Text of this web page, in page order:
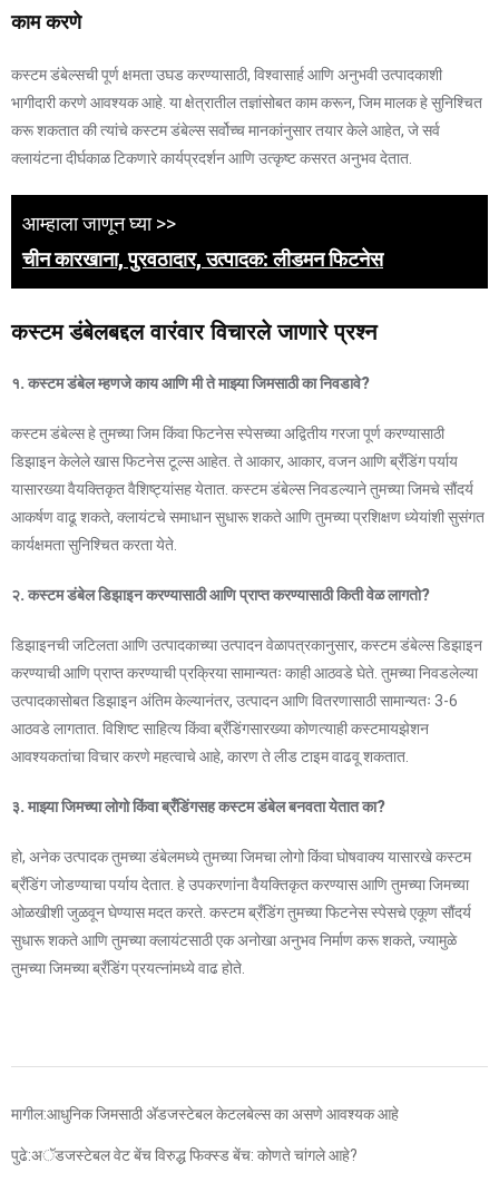
काम करणे
कस्टम डंबेल्सची पूर्ण क्षमता उघड करण्यासाठी, विश्वासार्ह आणि अनुभवी उत्पादकाशी
भागीदारी करणे आवश्यक आहे. या क्षेत्रातील तज्ञांसोबत काम करून, जिम मालक हे सुनिश्चित
करू शकतात की त्यांचे कस्टम डंबेल्स सर्वोच्च मानकांनुसार तयार केले आहेत, जे सर्व
क्लायंटना दीर्घकाळ टिकणारे कार्यप्रदर्शन आणि उत्कृष्ट कसरत अनुभव देतात.
आम्हाला जाणून घ्या >>
चीन कारखाना, पुरवठादार, उत्पादक: लीडमन फिटनेस
कस्टम डंबेलबद्दल वारंवार विचारले जाणारे प्रश्न
१. कस्टम डंबेल म्हणजे काय आणि मी ते माझ्या जिमसाठी का निवडावे?
कस्टम डंबेल्स हे तुमच्या जिम किंवा फिटनेस स्पेसच्या अद्वितीय गरजा पूर्ण करण्यासाठी
डिझाइन केलेले खास फिटनेस टूल्स आहेत. ते आकार, आकार, वजन आणि ब्रँडिंग पर्याय
यासारख्या वैयक्तिकृत वैशिष्ट्यांसह येतात. कस्टम डंबेल्स निवडल्याने तुमच्या जिमचे सौंदर्य
आकर्षण वाढू शकते, क्लायंटचे समाधान सुधारू शकते आणि तुमच्या प्रशिक्षण ध्येयांशी सुसंगत
कार्यक्षमता सुनिश्चित करता येते.
२. कस्टम डंबेल डिझाइन करण्यासाठी आणि प्राप्त करण्यासाठी किती वेळ लागतो?
डिझाइनची जटिलता आणि उत्पादकाच्या उत्पादन वेळापत्रकानुसार, कस्टम डंबेल्स डिझाइन
करण्याची आणि प्राप्त करण्याची प्रक्रिया सामान्यतः काही आठवडे घेते. तुमच्या निवडलेल्या
उत्पादकासोबत डिझाइन अंतिम केल्यानंतर, उत्पादन आणि वितरणासाठी सामान्यतः 3-6
आठवडे लागतात. विशिष्ट साहित्य किंवा ब्रँडिंगसारख्या कोणत्याही कस्टमायझेशन
आवश्यकतांचा विचार करणे महत्वाचे आहे, कारण ते लीड टाइम वाढवू शकतात.
३. माझ्या जिमच्या लोगो किंवा ब्रँडिंगसह कस्टम डंबेल बनवता येतात का?
हो, अनेक उत्पादक तुमच्या डंबेलमध्ये तुमच्या जिमचा लोगो किंवा घोषवाक्य यासारखे कस्टम
ब्रँडिंग जोडण्याचा पर्याय देतात. हे उपकरणांना वैयक्तिकृत करण्यास आणि तुमच्या जिमच्या
ओळखीशी जुळवून घेण्यास मदत करते. कस्टम ब्रँडिंग तुमच्या फिटनेस स्पेसचे एकूण सौंदर्य
सुधारू शकते आणि तुमच्या क्लायंटसाठी एक अनोखा अनुभव निर्माण करू शकते, ज्यामुळे
तुमच्या जिमच्या ब्रँडिंग प्रयत्नांमध्ये वाढ होते.
मागील:आधुनिक जिमसाठी अ‍ॅडजस्टेबल केटलबेल्स का असणे आवश्यक आहे
पुढे:अॅडजस्टेबल वेट बेंच विरुद्ध फिक्स्ड बेंच: कोणते चांगले आहे?